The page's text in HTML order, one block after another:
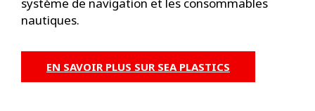
système de navigation et les consommables
nautiques.
EN SAVOIR PLUS SUR SEA PLASTICS